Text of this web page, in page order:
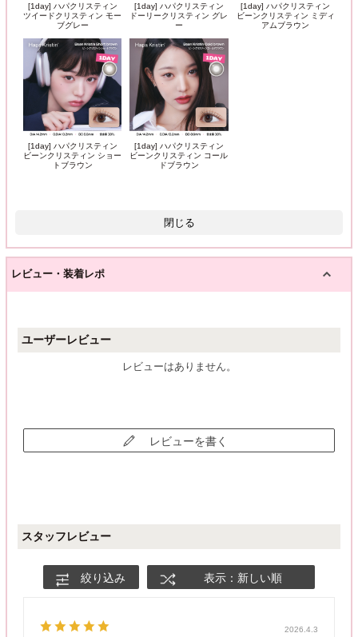
[1day] ハパクリスティン
ツイードクリスティン モー
ブグレー
[1day] ハパクリスティン
ドーリークリスティン グレ
ー
[1day] ハパクリスティン
ビーンクリスティン ミディ
アムブラウン
[1day] ハパクリスティン
ビーンクリスティン ショー
トブラウン
[1day] ハパクリスティン
ビーンクリスティン コール
ドブラウン
閉じる
レビュー・装着レポ
ユーザーレビュー
レビューはありません。
レビューを書く
スタッフレビュー
絞り込み 表示：新しい順
2026.4.3